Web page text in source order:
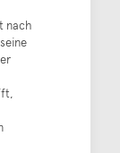
nach